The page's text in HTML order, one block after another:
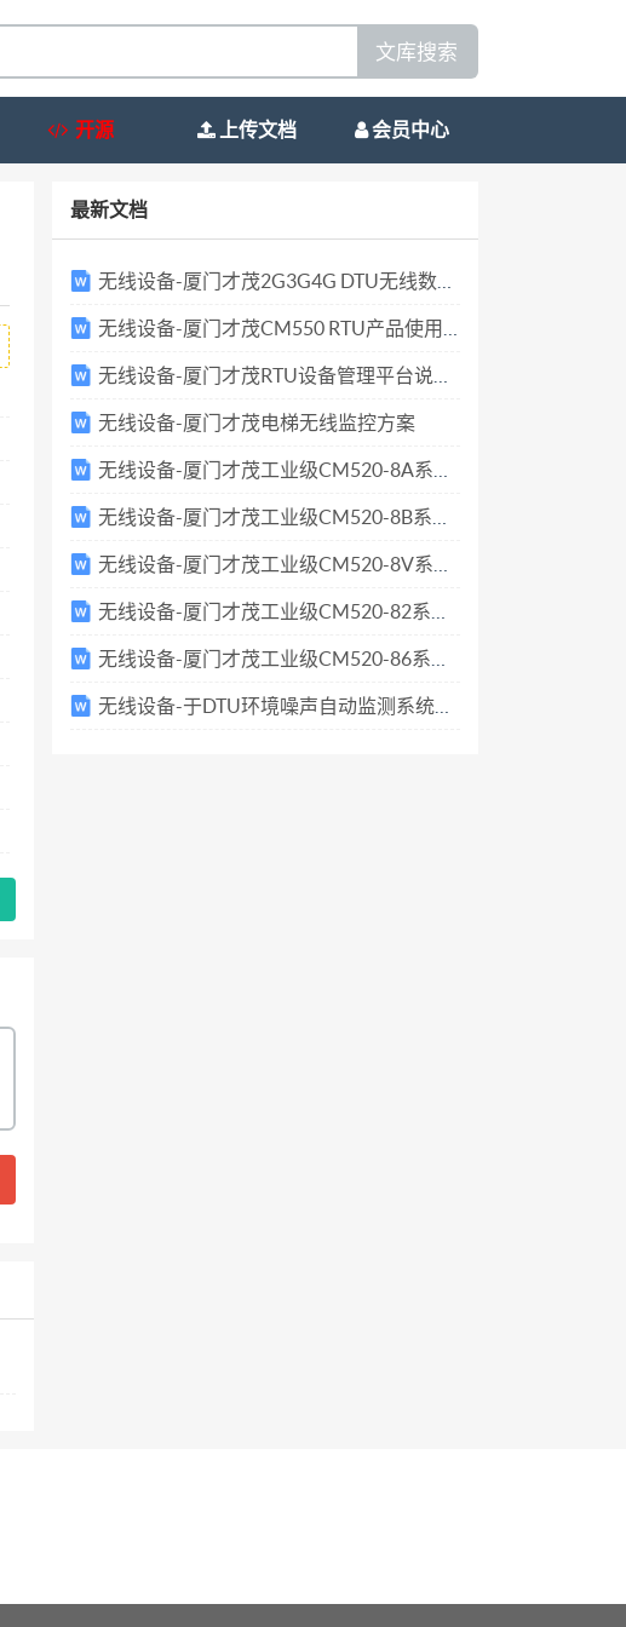
文库搜索
开源 上传文档 会员中心
最新文档
无线设备-厦门才茂2G3G4G DTU无线数传终端技术参数V1.2
无线设备-厦门才茂CM550 RTU产品使用说明书v1.3
无线设备-厦门才茂RTU设备管理平台说明书v1.3
无线设备-厦门才茂电梯无线监控方案
无线设备-厦门才茂工业级CM520-8A系列技术参数
无线设备-厦门才茂工业级CM520-8B系列技术参数
无线设备-厦门才茂工业级CM520-8V系列技术参数
无线设备-厦门才茂工业级CM520-82系列技术参数
无线设备-厦门才茂工业级CM520-86系列技术参数
无线设备-于DTU环境噪声自动监测系统方案